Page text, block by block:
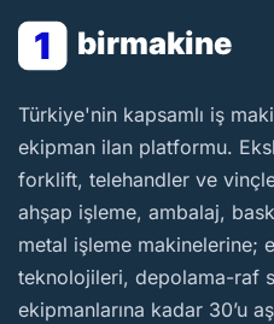
1 birmakine
BirMakine
Türkiye'nin kapsamlı iş
ekipman ilan platformu.
forklift, telehandler ve
ahşap işleme, ambalaj,
metal işleme makinelerine;
teknolojileri, depolama-raf
ekipmanlarına kadar 30’u